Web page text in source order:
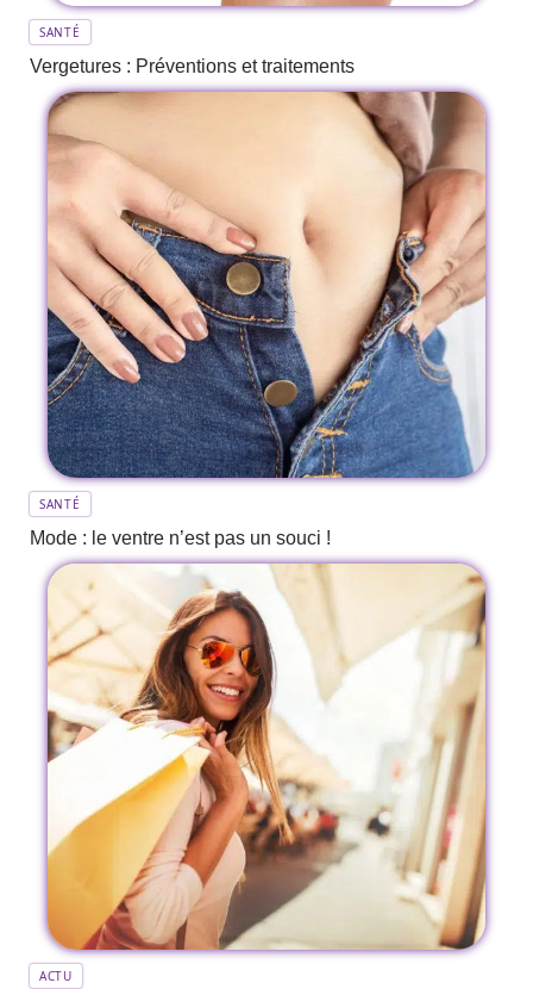
SANTÉ
Vergetures : Préventions et traitements
SANTÉ
Mode : le ventre n’est pas un souci !
ACTU